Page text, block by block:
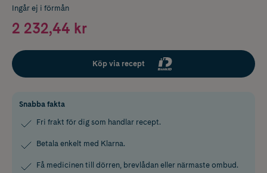
Ingår ej i förmån
2 232,44 kr
Köp via recept
Snabba fakta
Fri frakt för dig som handlar recept.
Betala enkelt med Klarna.
Få medicinen till dörren, brevlådan eller närmaste ombud.